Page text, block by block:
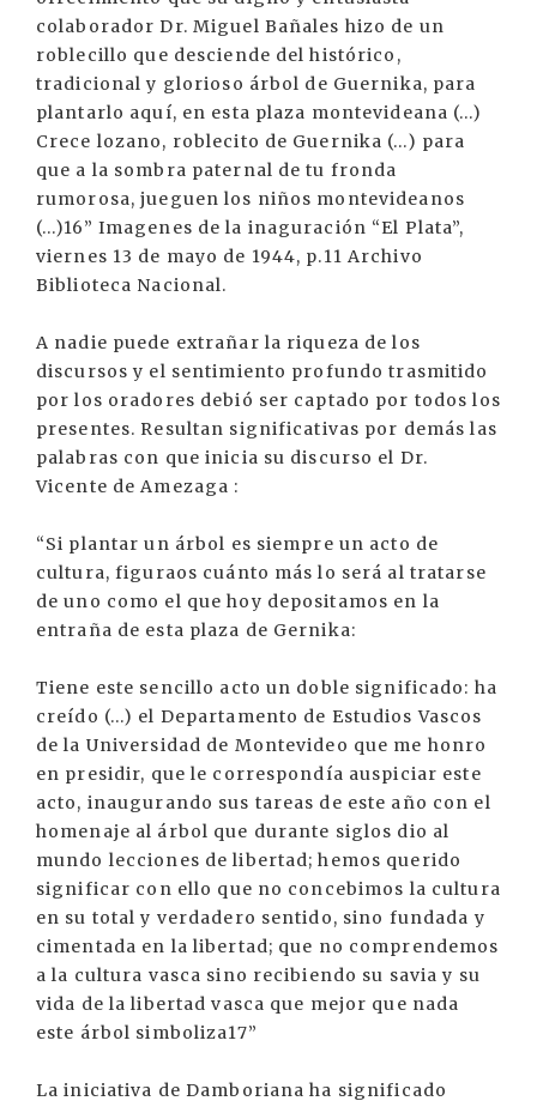
colaborador Dr. Miguel Bañales hizo de un
roblecillo que desciende del histórico,
tradicional y glorioso árbol de Guernika, para
plantarlo aquí, en esta plaza montevideana (…)
Crece lozano, roblecito de Guernika (…) para
que a la sombra paternal de tu fronda
rumorosa, jueguen los niños montevideanos
(…)16” Imagenes de la inaguración “El Plata”,
viernes 13 de mayo de 1944, p.11 Archivo
Biblioteca Nacional.
A nadie puede extrañar la riqueza de los
discursos y el sentimiento profundo trasmitido
por los oradores debió ser captado por todos los
presentes. Resultan significativas por demás las
palabras con que inicia su discurso el Dr.
Vicente de Amezaga :
“Si plantar un árbol es siempre un acto de
cultura, figuraos cuánto más lo será al tratarse
de uno como el que hoy depositamos en la
entraña de esta plaza de Gernika:
Tiene este sencillo acto un doble significado: ha
creído (…) el Departamento de Estudios Vascos
de la Universidad de Montevideo que me honro
en presidir, que le correspondía auspiciar este
acto, inaugurando sus tareas de este año con el
homenaje al árbol que durante siglos dio al
mundo lecciones de libertad; hemos querido
significar con ello que no concebimos la cultura
en su total y verdadero sentido, sino fundada y
cimentada en la libertad; que no comprendemos
a la cultura vasca sino recibiendo su savia y su
vida de la libertad vasca que mejor que nada
este árbol simboliza17”
La iniciativa de Damboriana ha significado